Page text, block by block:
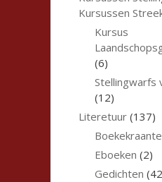
Kursussen
Kursus
(6)
Stellingwarfs
(12)
Literetuur (137)
Boekekraante
Eboeken (2)
Gedichten